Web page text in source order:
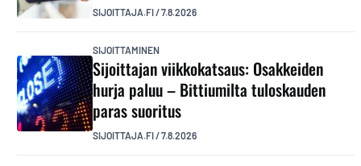
SIJOITTAJA.FI/7.8.2026
SIJOITTAMINEN
Sijoittajan viikkokatsaus: Osakkeiden
hurja paluu – Bittiumilta tuloskauden
paras suoritus
SIJOITTAJA.FI/7.8.2026